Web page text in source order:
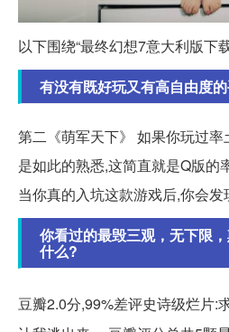
以下围绕“最终幻想7意大利版下
有没有既好玩又有高自由度
第二《萌军天下》 如果你玩过
是如此的熟悉,这简直就是Q版的
当你真的入坑这款游戏后,你会发
你看过的最毁三观，无下限
什么?
豆瓣2.0分,99%差评史诗级烂片: